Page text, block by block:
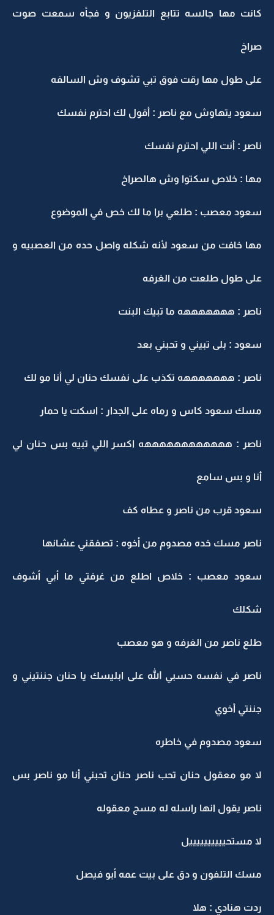
كانت مها جالسه تتابع التلفزيون و فجأه سمعت صوت
صراخ
على طول مها رقت فوق تبي تشوف وش السالفه
سعود يتهاوش مع ناصر : أقول لك احترم نفسك
ناصر : أنت اللي احترم نفسك
مها : خلاص سكتوا وش هالصراخ
سعود معصب : طلعي برا ما لك خص في الموضوع
مها خافت من سعود لأنه شكله واصل حده من العصبيه و
على طول طلعت من الغرفه
ناصر : هههههههه ما تبيك البنت
سعود : بلى تبيني و تحبني بعد
ناصر : هههههههه تكذب على نفسك حنان لي أنا مو لك
مسك سعود كاس و رماه على الجدار : اسكت يا حمار
ناصر : ههههههههههههه اكسر اللي تبيه بس حنان لي
أنا و بس سامع
سعود قرب من ناصر و عطاه كف
ناصر مسك خده مصدوم من أخوه : تصفقني عشانها
سعود معصب : خلاص اطلع من غرفتي ما أبي أشوف
شكلك
طلع ناصر من الغرفه و هو معصب
ناصر في نفسه حسبي الله على ابليسك يا حنان جننتيني و
جننتي أخوي
سعود مصدوم في خاطره
لا مو معقول حنان تحب ناصر حنان تحبني أنا مو ناصر بس
ناصر يقول انها راسله له مسج معقوله
لا مستحييييييييييل
مسك التلفون و دق على بيت عمه أبو فيصل
ردت هنادي : هلا